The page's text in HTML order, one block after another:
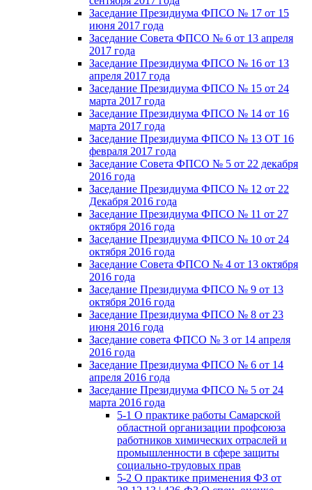
Заседание Президиума ФПСО № 17 от 15
июня 2017 года
Заседание Совета ФПСО № 6 от 13 апреля
2017 года
Заседание Президиума ФПСО № 16 от 13
апреля 2017 года
Заседание Президиума ФПСО № 15 от 24
марта 2017 года
Заседание Президиума ФПСО № 14 от 16
марта 2017 года
Заседание Президиума ФПСО № 13 ОТ 16
февраля 2017 года
Заседание Совета ФПСО № 5 от 22 декабря
2016 года
Заседание Президиума ФПСО № 12 от 22
Декабря 2016 года
Заседание Президиума ФПСО № 11 от 27
октября 2016 года
Заседание Президиума ФПСО № 10 от 24
октября 2016 года
Заседание Совета ФПСО № 4 от 13 октября
2016 года
Заседание Президиума ФПСО № 9 от 13
октября 2016 года
Заседание Президиума ФПСО № 8 от 23
июня 2016 года
Заседание совета ФПСО № 3 от 14 апреля
2016 года
Заседание Президиума ФПСО № 6 от 14
апреля 2016 года
Заседание Президиума ФПСО № 5 от 24
марта 2016 года
5-1 О практике работы Самарской
областной организации профсоюза
работников химических отраслей и
промышленности в сфере защиты
социально-трудовых прав
5-2 О практике применения ФЗ от